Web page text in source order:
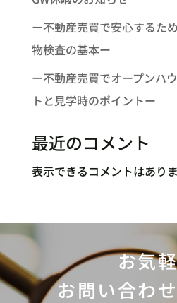
ー不動産売買で安心するた
物検査の基本ー
ー不動産売買でオープンハ
トと見学時のポイントー
最近のコメント
表示できるコメントはありま
お気
お問い合わ